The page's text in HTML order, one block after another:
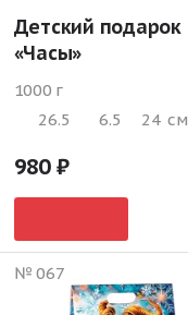
Детский подарок
«Часы»
1000 г
26.5
6.5 24 см
980
№ 067